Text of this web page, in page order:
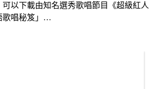
以下載由知名選秀歌唱節目《超級紅人
歌唱秘笈」…